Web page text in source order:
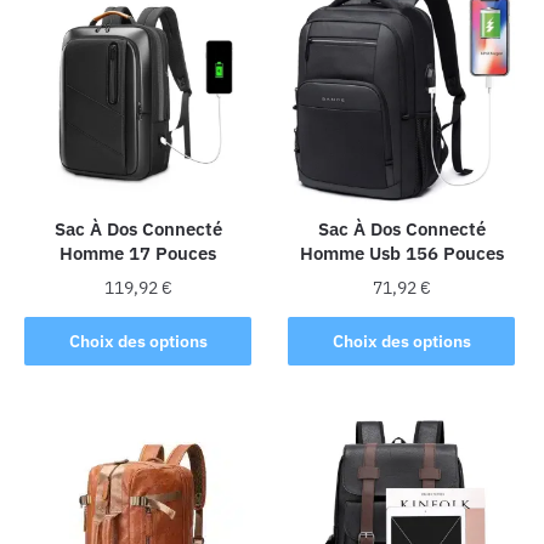
variations.
Les
options
peuvent
être
choisies
la
page
du
produit
variations.
Les
options
peuvent
être
choisies
sur
la
page
du
produit
Sac À Dos Connecté
Homme 17 Pouces
119,92€
Choix des options
Ce
produit
variations.
Les
options
peuvent
Sac À Dos Connecté
Homme Usb 156 Pouces
71,92€
Choix des options
Ce
produit
plusieurs
variations.
Les
options
peuvent